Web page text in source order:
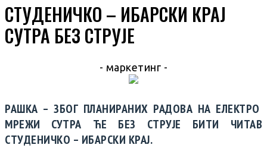
СТУДЕНИЧКО – ИБАРСКИ КРАЈ
СУТРА БЕЗ СТРУЈЕ
- маркетинг -
РАШКА – ЗБОГ ПЛАНИРАНИХ РАДОВА НА ЕЛЕКТРО
МРЕЖИ СУТРА ЋЕ БЕЗ СТРУЈЕ БИТИ ЧИТАВ
СТУДЕНИЧКО – ИБАРСКИ КРАЈ.